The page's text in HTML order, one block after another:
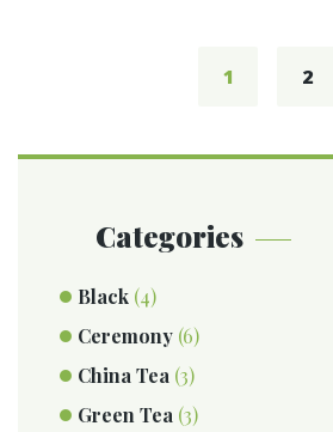
1 2
Categories
Black (4)
Ceremony (6)
China Tea (3)
Green Tea (3)